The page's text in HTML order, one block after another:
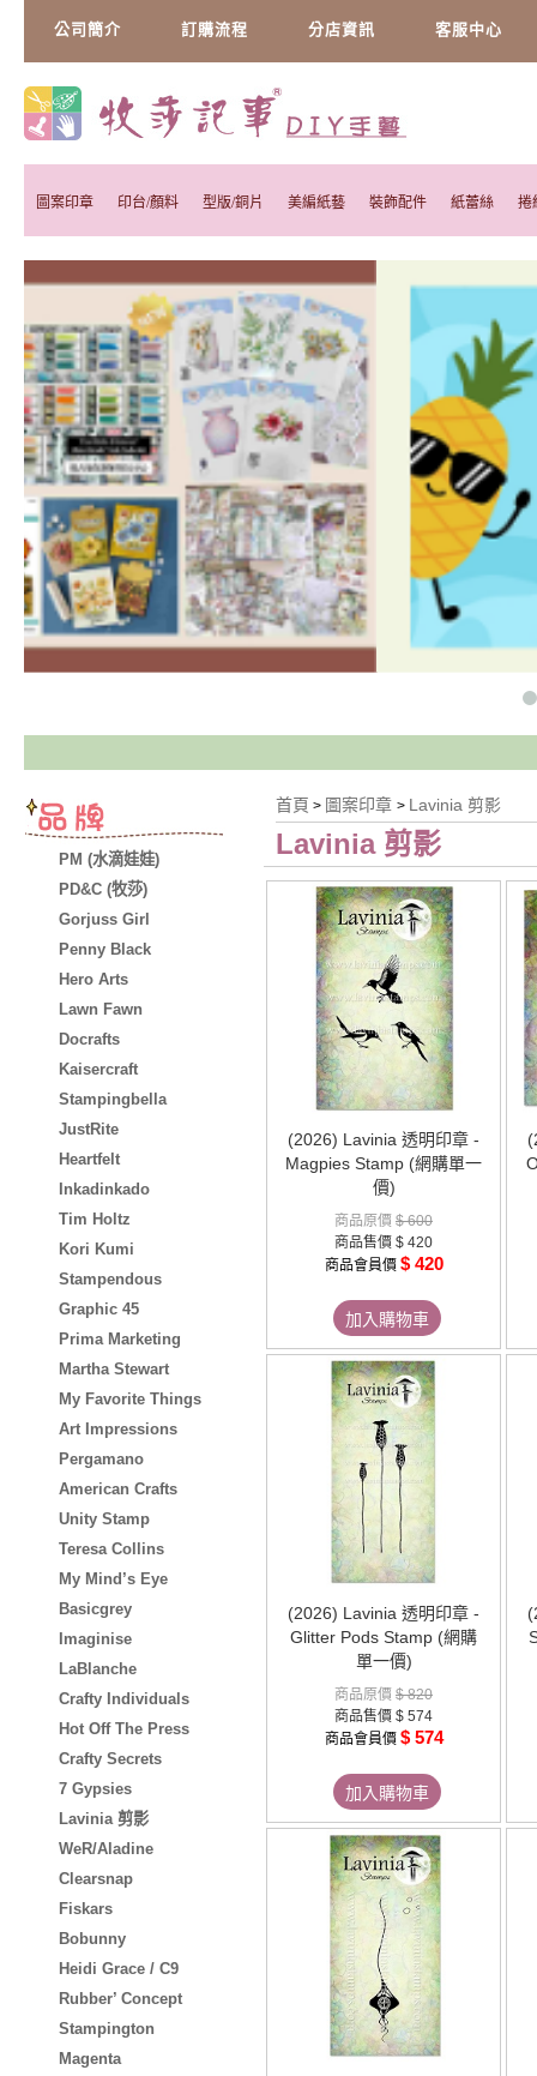
公司簡介 訂購流程 分店資訊 客服中心
圖案印章 印台/顏料 型版/銅片 美編紙藝 裝飾配件 紙蕾絲 捲
PM (水滴娃娃)
PD&C (牧莎)
Gorjuss Girl
Penny Black
Hero Arts
Lawn Fawn
Docrafts
Kaisercraft
Stampingbella
JustRite
Heartfelt
Inkadinkado
Tim Holtz
Kori Kumi
Stampendous
Graphic 45
Prima Marketing
Martha Stewart
My Favorite Things
Art Impressions
Pergamano
American Crafts
Unity Stamp
Teresa Collins
My Mind’s Eye
Basicgrey
Imaginise
LaBlanche
Crafty Individuals
Hot Off The Press
Crafty Secrets
7 Gypsies
Lavinia 剪影
WeR/Aladine
Clearsnap
Fiskars
Bobunny
Heidi Grace / C9
Rubber’ Concept
Stampington
Magenta
首頁 > 圖案印章 > Lavinia 剪影
Lavinia 剪影
(2026) Lavinia 透明印章 -
Magpies Stamp (網購單一
價)
商品原價 $ 600
商品售價 $ 420
商品會員價 $ 420
加入購物車
(2026) Lavinia 透明印章 -
Glitter Pods Stamp (網購
單一價)
商品原價 $ 820
商品售價 $ 574
商品會員價 $ 574
加入購物車